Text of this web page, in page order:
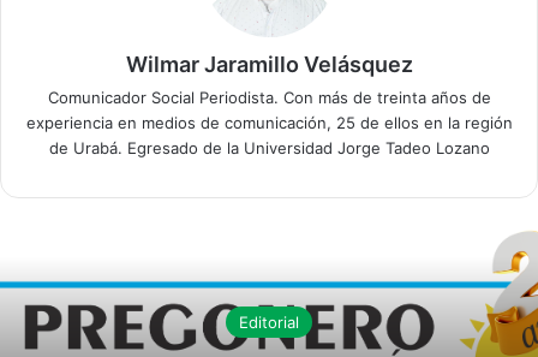
Wilmar Jaramillo Velásquez
Comunicador Social Periodista. Con más de treinta años de
experiencia en medios de comunicación, 25 de ellos en la región
de Urabá. Egresado de la Universidad Jorge Tadeo Lozano
Editorial